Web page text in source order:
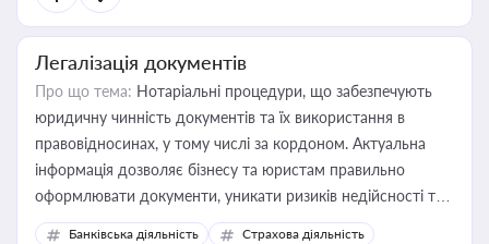
Легалізація документів
Про що тема: Нотаріальні процедури, що забезпечують
юридичну чинність документів та їх використання в
правовідносинах, у тому числі за кордоном. Актуальна
інформація дозволяє бізнесу та юристам правильно
оформлювати документи, уникати ризиків недійсності та
забезпечувати їх належне прийняття органами влади та
Банківська діяльність Страхова діяльність